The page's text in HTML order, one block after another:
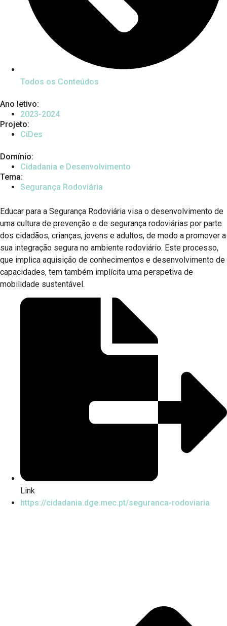
Todos os Conteúdos
Ano letivo:
2023-2024
Projeto:
CiDes
Domínio:
Cidadania e Desenvolvimento
Tema:
Segurança Rodoviária
Educar para a Segurança Rodoviária visa o desenvolvimento de
uma cultura de prevenção e de segurança rodoviárias por parte
dos cidadãos, crianças, jovens e adultos, de modo a promover a
sua integração segura no ambiente rodoviário. Este processo,
que implica aquisição de conhecimentos e desenvolvimento de
capacidades, tem também implícita uma perspetiva de
mobilidade sustentável.
Link
https://cidadania.dge.mec.pt/seguranca-rodoviaria